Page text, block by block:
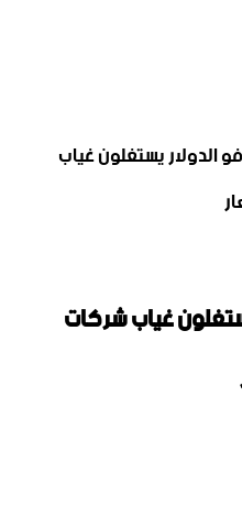
يستغلون غياب
غياب شركات